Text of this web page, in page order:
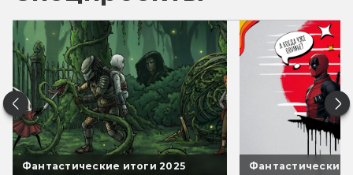
Фантастические итоги 2025 Фантастические